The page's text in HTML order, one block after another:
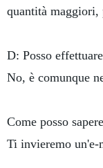
quantità maggiori,
D: Posso
No, è comunque
Come posso
Ti invieremo un'e-